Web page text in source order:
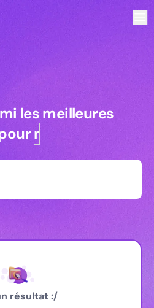
les meilleures
les meilleures
managers
résultat :/